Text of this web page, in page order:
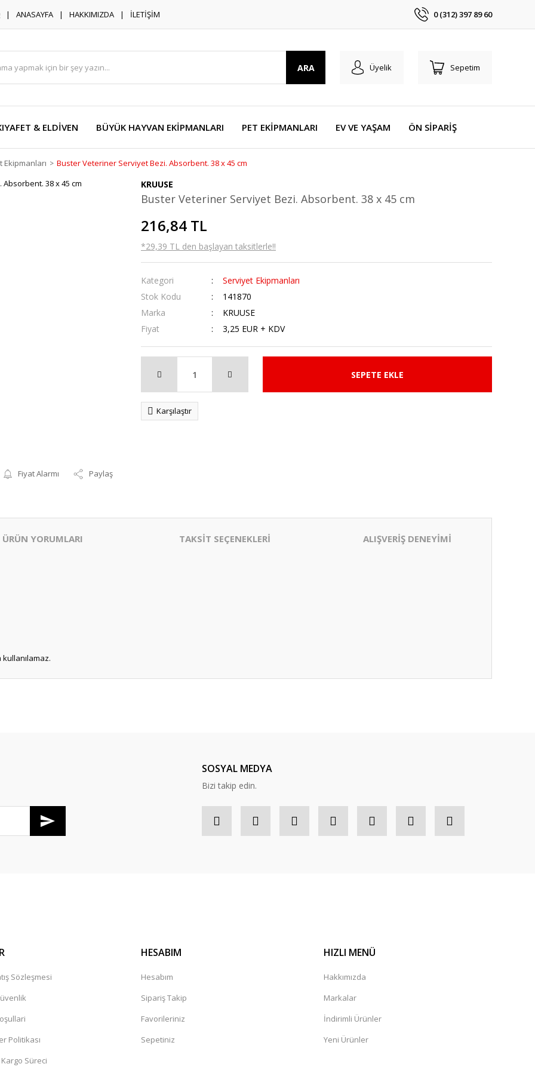
ANASAYFA HAKKIMIZDA İLETİŞİM 0 (312) 397 89 60
ARA Üyelik Sepetim
& ELDİVEN BÜYÜK HAYVAN EKİPMANLARI PET EKİPMANLARI EV VE YAŞAM ÖN SİPARİŞ
Ekipmanları Buster Veteriner Serviyet Bezi. Absorbent. 38 x 45 cm
Fiyat Alarmı Paylaş
KRUUSE
Buster Veteriner Serviyet Bezi. Absorbent. 38 x 45 cm
216,84 TL
*29,39 TL den başlayan taksitlerle!!
Kategori
Serviyet Ekipmanları
Stok Kodu
141870
Marka
KRUUSE
Fiyat
3,25 EUR + KDV
SEPETE EKLE
Karşılaştır
ÜRÜN YORUMLARI TAKSİT SEÇENEKLERİ ALIŞVERİŞ DENEYİMİ
SOSYAL MEDYA
Bizi takip edin.
Sözleşmesi
Politikası
Süreci
HESABIM
Hesabım
Sipariş Takip
Favorileriniz
Sepetiniz
HIZLI MENÜ
Hakkımızda
Markalar
İndirimli Ürünler
Yeni Ürünler